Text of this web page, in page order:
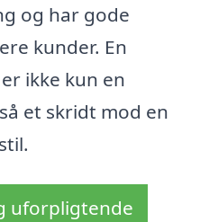
og har gode
kunder. En
ikke kun en
et skridt mod en
uforpligtende